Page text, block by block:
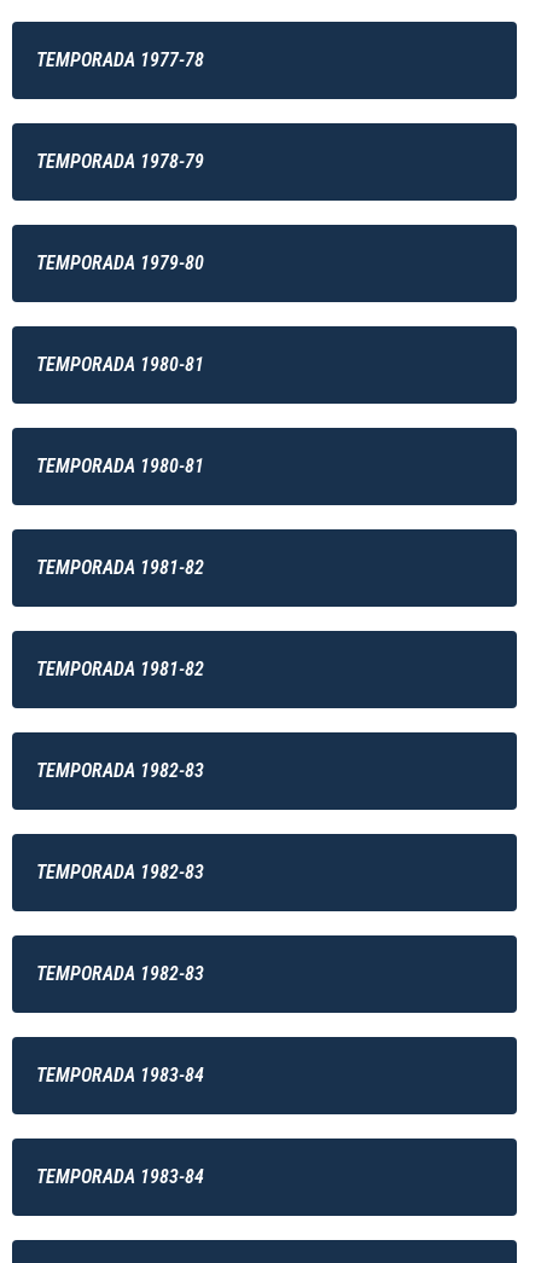
TEMPORADA 1977-78
TEMPORADA 1978-79
TEMPORADA 1979-80
TEMPORADA 1980-81
TEMPORADA 1980-81
TEMPORADA 1981-82
TEMPORADA 1981-82
TEMPORADA 1982-83
TEMPORADA 1982-83
TEMPORADA 1982-83
TEMPORADA 1983-84
TEMPORADA 1983-84